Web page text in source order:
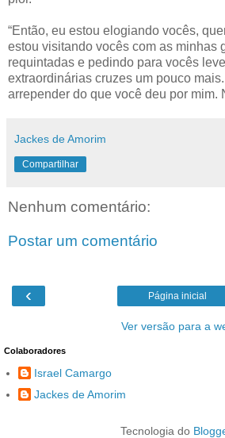
“Então, eu estou elogiando vocês,
estou visitando vocês com as minhas
requintadas e pedindo para vocês
extraordinárias cruzes um pouco
arrepender do que você deu por mim.
Jackes de Amorim
Compartilhar
Nenhum comentário:
Postar um comentário
‹ Página inicial
Ver versão para a
Colaboradores
Israel Camargo
Jackes de Amorim
Tecnologia do